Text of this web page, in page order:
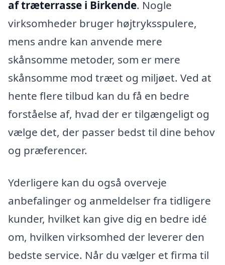
af træterrasse i Birkende. Nogle
virksomheder bruger højtryksspulere,
mens andre kan anvende mere
skånsomme metoder, som er mere
skånsomme mod træet og miljøet. Ved at
hente flere tilbud kan du få en bedre
forståelse af, hvad der er tilgængeligt og
vælge det, der passer bedst til dine behov
og præferencer.
Yderligere kan du også overveje
anbefalinger og anmeldelser fra tidligere
kunder, hvilket kan give dig en bedre idé
om, hvilken virksomhed der leverer den
bedste service. Når du vælger et firma til